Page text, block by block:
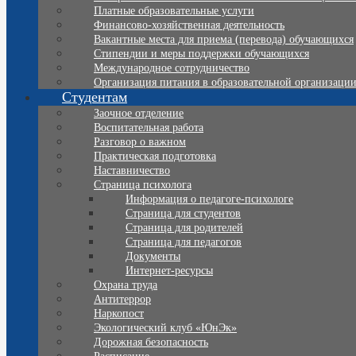
Платные образовательные услуги
Финансово-хозяйственная деятельность
Вакантные места для приема (перевода) обучающихся
Стипендии и меры поддержки обучающихся
Международное сотрудничество
Организация питания в образовательной организации
Студентам
Заочное отделение
Воспитательная работа
Разговор о важном
Практическая подготовка
Наставничество
Страница психолога
Информация о педагоге-психологе
Страница для студентов
Страница для родителей
Страница для педагогов
Документы
Интернет-ресурсы
Охрана труда
Антитеррор
Наркопост
Экологический клуб «ЮнЭк»
Дорожная безопасность